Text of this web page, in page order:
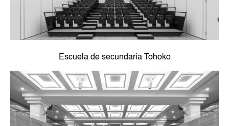
Escuela de secundaria Tohoko